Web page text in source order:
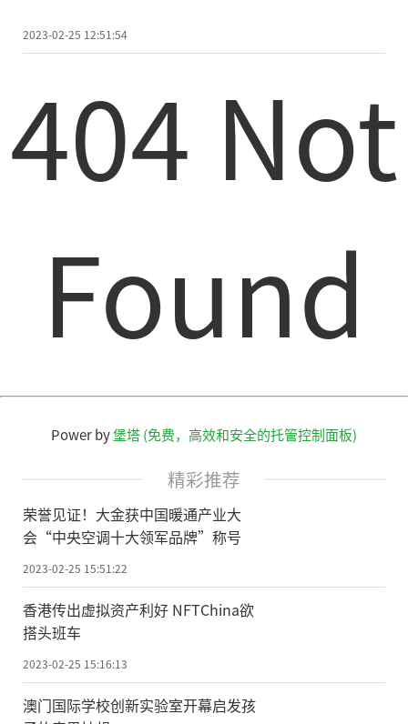
2023-02-25 12:51:54
404 Not
Found
Power by堡塔 (免费，高效和安全的托管控制面板)
精彩推荐
荣誉见证！大金获中国暖通产业大
会“中央空调十大领军品牌”称号
2023-02-25 15:51:22
香港传出虚拟资产利好 NFTChina欲
搭头班车
2023-02-25 15:16:13
澳门国际学校创新实验室开幕启发孩